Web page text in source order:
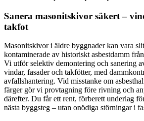
Sanera masonitskivor säkert –
takfot
Masonitskivor i äldre byggnader kan vara
kontaminerade av historiskt asbestdamm
Vi utför selektiv demontering och sanering
vindar, fasader och takfötter, med
avfallshantering. Vid misstanke om
färger gör vi provtagning före rivning och
därefter. Du får ett rent, förberett underlag
nästa byggsteg – utan onödiga störningar i